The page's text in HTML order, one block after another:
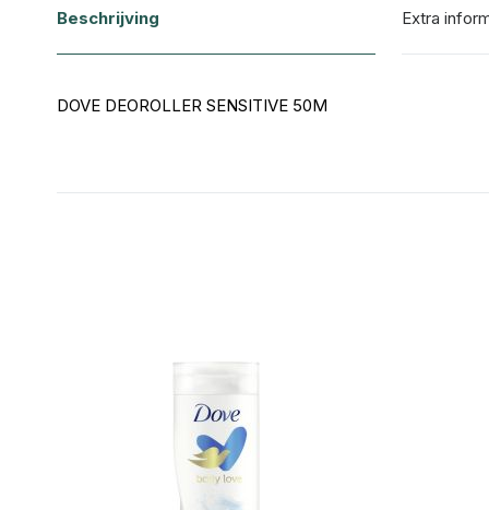
het
begin
de
Beschrijving
DOVE DEOROLLER SENSITIVE 50M
Extra